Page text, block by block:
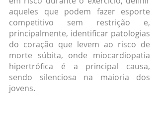
aqueles que podem fazer esporte
competitivo sem restrição e,
principalmente, identificar patologias
do coração que levem ao risco de
morte súbita, onde miocardiopatia
hipertrófica é a principal causa,
sendo silenciosa na maioria dos
jovens.